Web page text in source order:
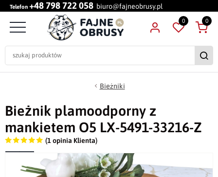
Telefon +48 798 722 058 biuro@fajneobrusy.pl
0 0
Bieżniki
Bieżnik plamoodporny z
mankietem O5 LX-5491-33216-Z
(1 opinia Klienta)